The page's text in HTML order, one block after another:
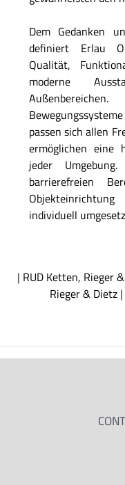
Dem Gedanken
definiert Erlau
Qualität,
moderne
passen sich allen
ermöglichen eine
jeder
barrierefreien
individuell
| RUD Ketten, Rieger
Rieger & Dietz|